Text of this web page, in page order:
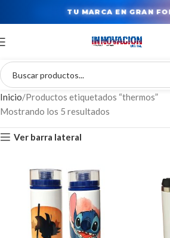
TU MARCA EN GRAN
Inicio Productos etiquetados “thermos”
Mostrando los 5 resultados
Ver barra lateral